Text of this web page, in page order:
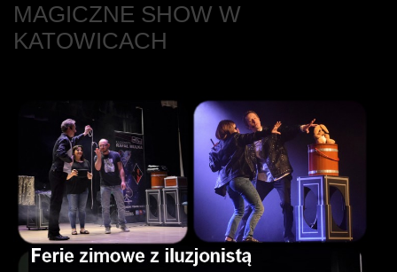
MAGICZNE SHOW W
KATOWICACH